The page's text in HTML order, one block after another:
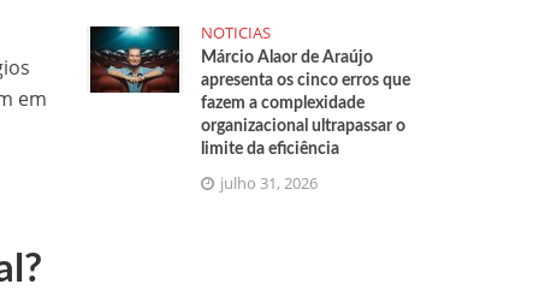
em
NOTICIAS
Márcio Alaor de Araújo
apresenta os cinco erros que
fazem a complexidade
organizacional ultrapassar o
limite da eficiência
julho 31, 2026